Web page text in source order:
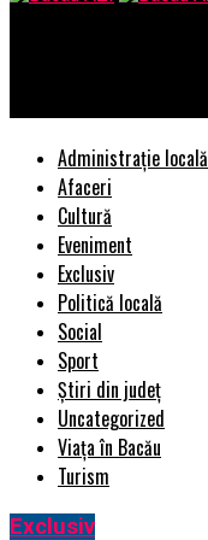
Administrație locală
Afaceri
Cultură
Eveniment
Exclusiv
Politică locală
Social
Sport
Știri din județ
Uncategorized
Viața în Bacău
Turism
Exclusiv